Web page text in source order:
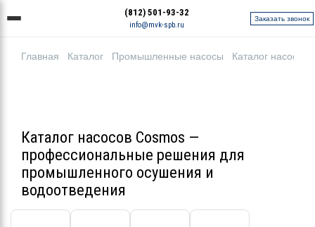
(812) 501-93-32
info@mvk-spb.ru
Заказать звонок
Главная Каталог Промышленные насосы Каталог насосов
Каталог насосов Cosmos —
профессиональные решения для
промышленного осушения и
водоотведения